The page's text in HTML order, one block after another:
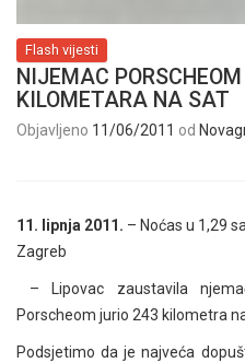
Flash vijesti
NIJEMAC
KILOMETARA NA SAT
Objavljeno 11/06/2011 od
11. lipnja 2011. – Noćas u 1,29
Zagreb
– Lipovac zaustavila
Porscheom jurio 243 kilometra
Podsjetimo da je najveća